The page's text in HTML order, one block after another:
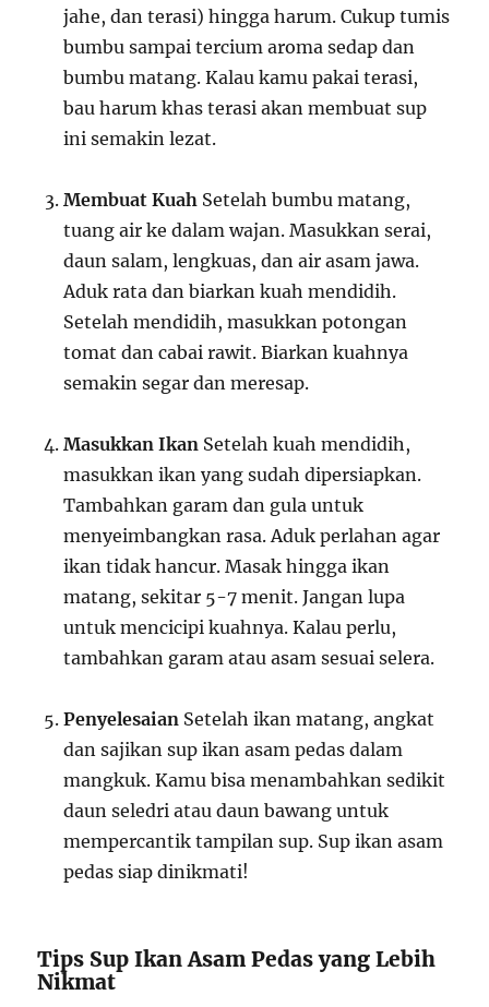
jahe, dan terasi) hingga harum. Cukup tumis
bumbu sampai tercium aroma sedap dan
bumbu matang. Kalau kamu pakai terasi,
bau harum khas terasi akan membuat sup
ini semakin lezat.
Membuat Kuah Setelah bumbu matang,
tuang air ke dalam wajan. Masukkan serai,
daun salam, lengkuas, dan air asam jawa.
Aduk rata dan biarkan kuah mendidih.
Setelah mendidih, masukkan potongan
tomat dan cabai rawit. Biarkan kuahnya
semakin segar dan meresap.
Masukkan Ikan Setelah kuah mendidih,
masukkan ikan yang sudah dipersiapkan.
Tambahkan garam dan gula untuk
menyeimbangkan rasa. Aduk perlahan agar
ikan tidak hancur. Masak hingga ikan
matang, sekitar 5-7 menit. Jangan lupa
untuk mencicipi kuahnya. Kalau perlu,
tambahkan garam atau asam sesuai selera.
Penyelesaian Setelah ikan matang, angkat
dan sajikan sup ikan asam pedas dalam
mangkuk. Kamu bisa menambahkan sedikit
daun seledri atau daun bawang untuk
mempercantik tampilan sup. Sup ikan asam
pedas siap dinikmati!
Tips Sup Ikan Asam Pedas yang Lebih
Nikmat